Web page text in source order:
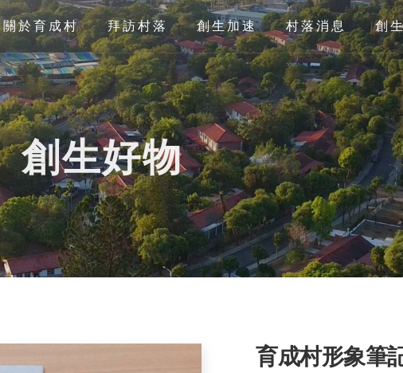
關於育成村 拜訪村落 創生加速 村落消息 創
創生好物
育成村形象筆